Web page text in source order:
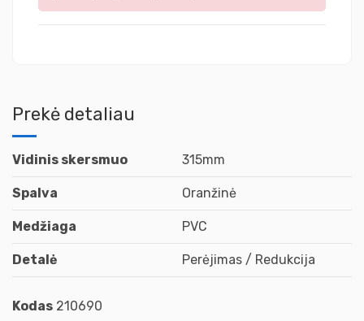
Prekė detaliau
Vidinis skersmuo 315mm
Spalva Oranžinė
Medžiaga PVC
Detalė Perėjimas / Redukcija
Kodas 210690